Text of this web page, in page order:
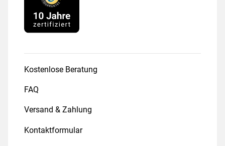
Kostenlose Beratung
FAQ
Versand & Zahlung
Kontaktformular